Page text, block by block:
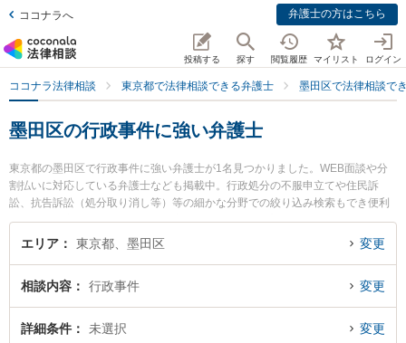
ココナラへ 弁護士の方はこちら
投稿する 探す 閲覧履歴 マイリスト ログイン
ココナラ法律相談 東京都で法律相談できる弁護士 墨田区で法律相談で
墨田区の行政事件に強い弁護士
東京都の墨田区で行政事件に強い弁護士が1名見つかりました。WEB面談や分
割払いに対応している弁護士なども掲載中。行政処分の不服申立てや住民訴
訟、抗告訴訟（処分取り消し等）等の細かな分野での絞り込み検索もでき便利
です。特に永野総合法律事務所の永野 達也弁護士のプロフィール情報や弁護士
費用、強みなどが注目されています。『墨田区で土日や夜間に発生した行政事
きる墨田区内の弁護士に相談予約したい』などでお困りの相談者さんにおすす
めです。
エリア 東京都、墨田区 変更
相談内容 行政事件 変更
詳細条件 未選択 変更